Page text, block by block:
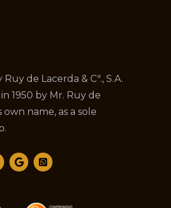
de Lacerda & Cª., S.A.
1950 by Mr. Ruy de
own name, as a sole